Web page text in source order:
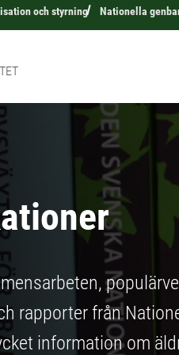
och styrning Nationella
rapporter från
information om